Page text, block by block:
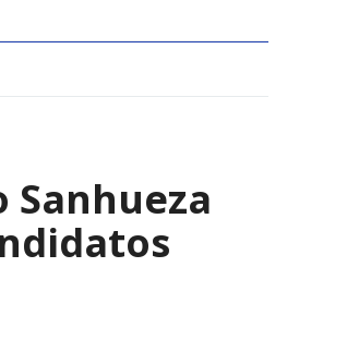
Sanhueza